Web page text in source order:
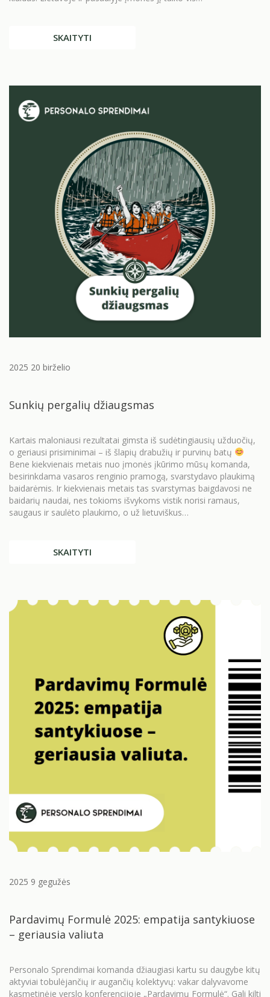
SKAITYTI
2025 20 birželio
Sunkių pergalių džiaugsmas
Kartais maloniausi rezultatai gimsta iš sudėtingiausių užduočių,
o geriausi prisiminimai – iš šlapių drabužių ir purvinų batų
Bene kiekvienais metais nuo įmonės įkūrimo mūsų komanda,
besirinkdama vasaros renginio pramogą, svarstydavo plaukimą
baidarėmis. Ir kiekvienais metais tas svarstymas baigdavosi ne
baidarių naudai, nes tokioms išvykoms vistik norisi ramaus,
saugaus ir saulėto plaukimo, o už lietuviškus…
SKAITYTI
2025 9 gegužės
Pardavimų Formulė 2025: empatija santykiuose
– geriausia valiuta
Personalo Sprendimai komanda džiaugiasi kartu su daugybe kitų
aktyviai tobulėjančių ir augančių kolektyvų: vakar dalyvavome
kasmetinėje verslo konferencijoje „Pardavimų Formulė“. Gali kilti